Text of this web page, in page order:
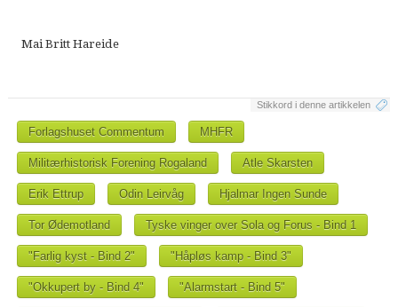
Mai Britt Hareide
Stikkord i denne artikkelen
Forlagshuset Commentum MHFR
Militærhistorisk Forening Rogaland Atle Skarsten
Erik Ettrup Odin Leirvåg Hjalmar Ingen Sunde
Tor Ødemotland Tyske vinger over Sola og Forus - Bind 1
"Farlig kyst - Bind 2" "Håpløs kamp - Bind 3"
"Okkupert by - Bind 4" "Alarmstart - Bind 5"